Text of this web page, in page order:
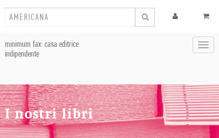
minimum fax: casa editrice
indipendente
I nostri libri